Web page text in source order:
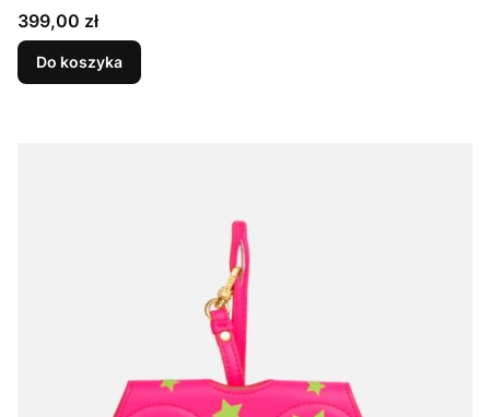
Cena
399,00 zł
Do koszyka